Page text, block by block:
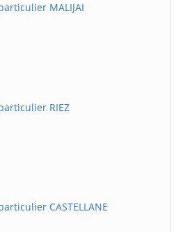
MALIJAI
RIEZ
CASTELLANE